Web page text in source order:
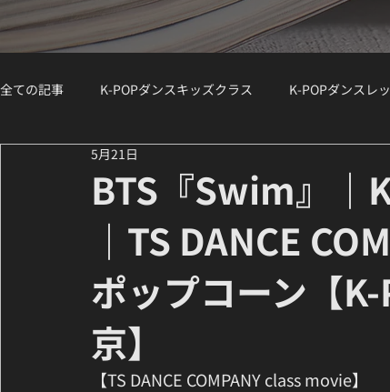
全ての記事 K-POPダンスキッズクラス K-POPダンスレ
K-POPダンスジュニアクラス
講師紹介 / Instructor Spotlight ダンスコラム K-
BTS『Swim』｜
｜TS DANCE
ポップコーン【
京】
5月21日
【TS DANCE COMPANY class movie】